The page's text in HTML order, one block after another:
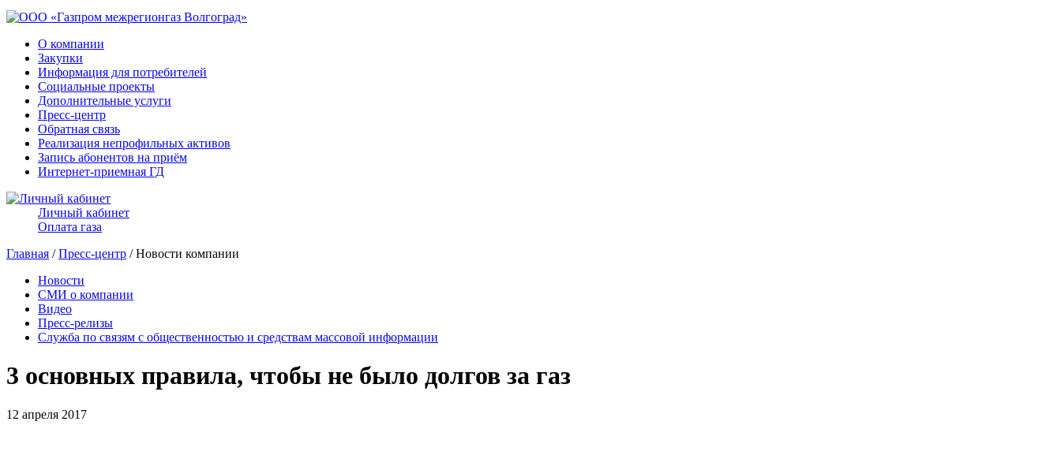
О компании
Закупки
Информация для потребителей
Социальные проекты
Дополнительные услуги
Пресс-центр
Обратная связь
Реализация непрофильных активов
Запись абонентов на приём
Интернет-приемная ГД
Личный кабинет
Оплата газа
Главная /Пресс-центр / Новости компании
Новости
СМИ о компании
Видео
Пресс-релизы
Служба по связям с общественностью и средствам массовой информации
3 основных правила, чтобы не было долгов за газ
12 апреля 2017